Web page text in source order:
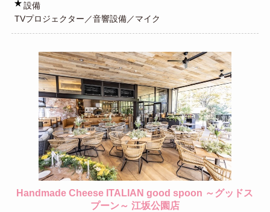
設備
TVプロジェクター／音響設備／マイク
Handmade Cheese ITALIAN good spoon ～グッドス
プーン～ 江坂公園店